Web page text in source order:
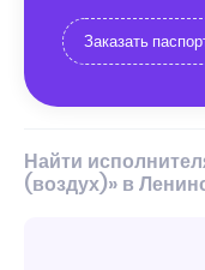
Заказать
Найти
(воздух)» в